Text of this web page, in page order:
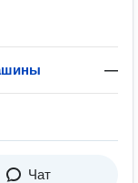
—
Чат